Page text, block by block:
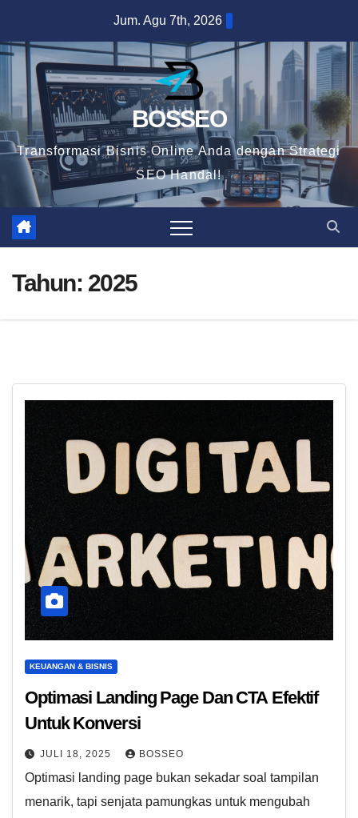
content
Jum. Agu 7th, 2026
BOSSEO
Transformasi Bisnis Online Anda dengan Strategi
SEO Handal!
Tahun: 2025
KEUANGAN & BISNIS
Optimasi Landing Page Dan CTA Efektif
Untuk Konversi
JULI 18, 2025 BOSSEO
Optimasi landing page bukan sekadar soal tampilan
menarik, tapi senjata pamungkas untuk mengubah